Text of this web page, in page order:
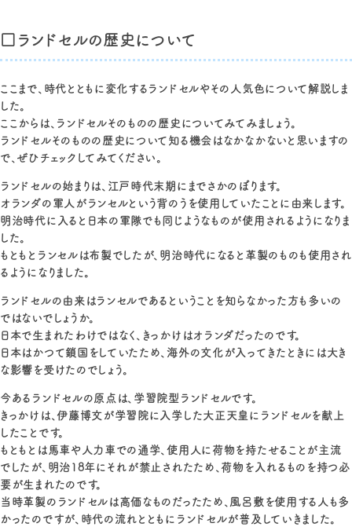
□ランドセルの歴史について
ここまで、時代とともに変化するランドセルやその人気色について解説しま
した。
ここからは、ランドセルそのものの歴史についてみてみましょう。
ランドセルそのものの歴史について知る機会はなかなかないと思いますの
で、ぜひチェックしてみてください。
ランドセルの始まりは、江戸時代末期にまでさかのぼります。
オランダの軍人がランセルという背のうを使用していたことに由来します。
明治時代に入ると日本の軍隊でも同じようなものが使用されるようになりま
した。
もともとランセルは布製でしたが、明治時代になると革製のものも使用され
るようになりました。
ランドセルの由来はランセルであるということを知らなかった方も多いの
ではないでしょうか。
日本で生まれたわけではなく、きっかけはオランダだったのです。
日本はかつて鎖国をしていたため、海外の文化が入ってきたときには大き
な影響を受けたのでしょう。
今あるランドセルの原点は、学習院型ランドセルです。
きっかけは、伊藤博文が学習院に入学した大正天皇にランドセルを献上
したことです。
もともとは馬車や人力車での通学、使用人に荷物を持たせることが主流
でしたが、明治18年にそれが禁止されたため、荷物を入れるものを持つ必
要が生まれたのです。
当時革製のランドセルは高価なものだったため、風呂敷を使用する人も多
かったのですが、時代の流れとともにランドセルが普及していきました。